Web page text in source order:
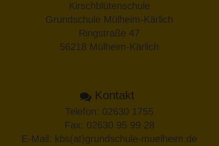
Kirschblütenschule
Grundschule Mülheim-Kärlich
Ringstraße 47
56218 Mülheim-Kärlich
Kontakt
Telefon: 02630 1755
Fax: 02630 95 99 28
E-Mail: kbs(at)grundschule-muelheim.de